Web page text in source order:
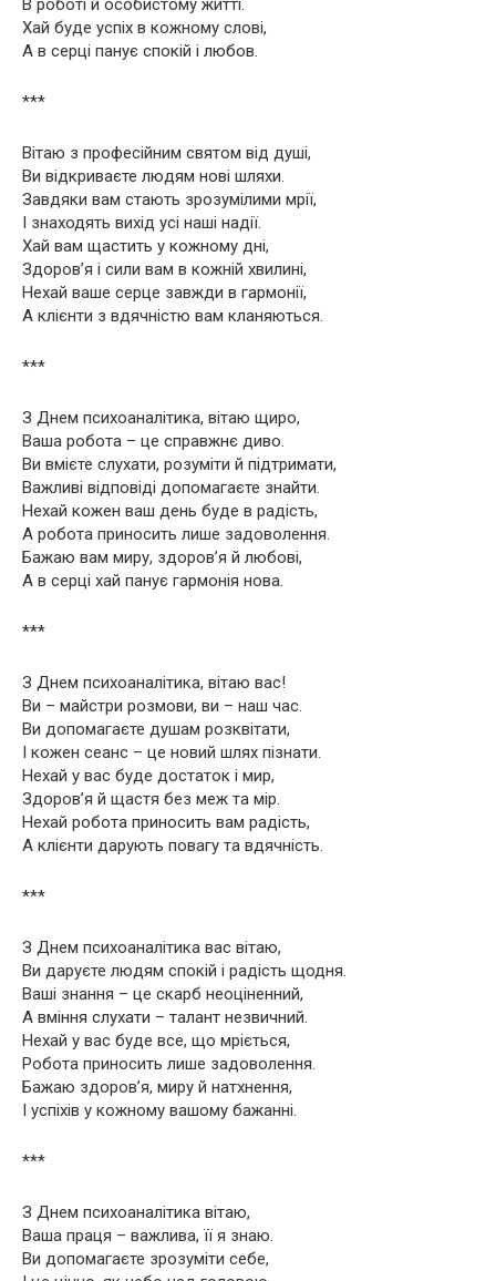
В роботі й особистому житті.
Хай буде успіх в кожному слові,
А в серці панує спокій і любов.
***
Вітаю з професійним святом від душі,
Ви відкриваєте людям нові шляхи.
Завдяки вам стають зрозумілими мрії,
І знаходять вихід усі наші надії.
Хай вам щастить у кожному дні,
Здоров’я і сили вам в кожній хвилині,
Нехай ваше серце завжди в гармонії,
А клієнти з вдячністю вам кланяються.
***
З Днем психоаналітика, вітаю щиро,
Ваша робота – це справжнє диво.
Ви вмієте слухати, розуміти й підтримати,
Важливі відповіді допомагаєте знайти.
Нехай кожен ваш день буде в радість,
А робота приносить лише задоволення.
Бажаю вам миру, здоров’я й любові,
А в серці хай панує гармонія нова.
***
З Днем психоаналітика, вітаю вас!
Ви – майстри розмови, ви – наш час.
Ви допомагаєте душам розквітати,
І кожен сеанс – це новий шлях пізнати.
Нехай у вас буде достаток і мир,
Здоров’я й щастя без меж та мір.
Нехай робота приносить вам радість,
А клієнти дарують повагу та вдячність.
***
З Днем психоаналітика вас вітаю,
Ви даруєте людям спокій і радість щодня.
Ваші знання – це скарб неоціненний,
А вміння слухати – талант незвичний.
Нехай у вас буде все, що мріється,
Робота приносить лише задоволення.
Бажаю здоров’я, миру й натхнення,
І успіхів у кожному вашому бажанні.
***
З Днем психоаналітика вітаю,
Ваша праця – важлива, її я знаю.
Ви допомагаєте зрозуміти себе,